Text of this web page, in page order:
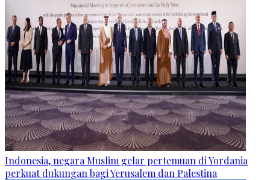
Indonesia, negara Muslim gelar pertemuan di Yordania
perkuat dukungan bagi Yerusalem dan Palestina